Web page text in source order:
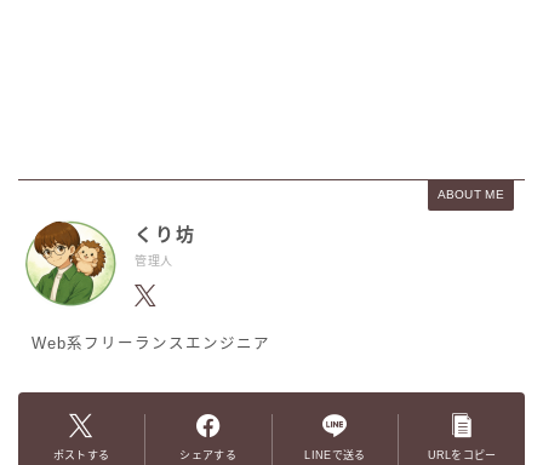
ABOUT ME
くり坊
管理人
Web系フリーランスエンジニア
ポストする シェアする LINEで送る URLをコピー